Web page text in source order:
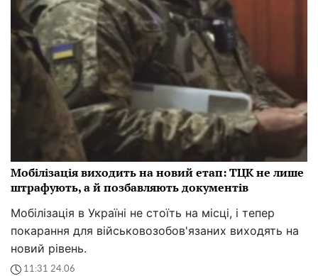
Мобілізація виходить на новий етап: ТЦК не лише
штрафують, а й позбавляють документів
Мобілізація в Україні не стоїть на місці, і тепер
покарання для військовозобов'язаних виходять на
новий рівень.
11:31 24.06